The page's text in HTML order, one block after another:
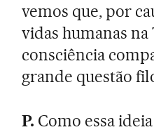
vemos que, por
vidas humanas
consciência
grande questão
P. Como essa